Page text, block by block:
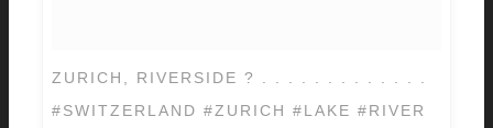
ZURICH, RIVERSIDE ? . . . . . . . . . . . . .
#SWITZERLAND #ZURICH #LAKE #RIVER